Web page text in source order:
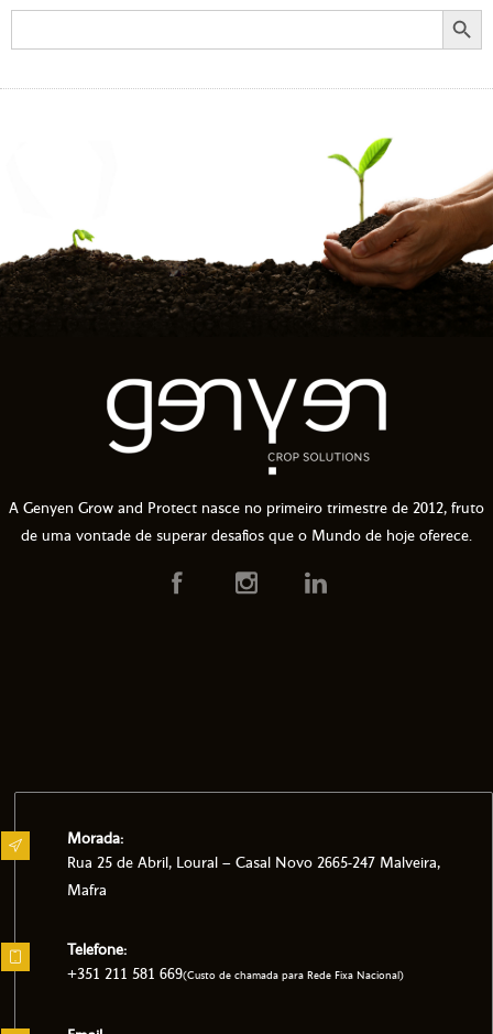
Search
Search Button
A Genyen Grow and Protect nasce no primeiro trimestre de 2012, fruto
de uma vontade de superar desafios que o Mundo de hoje oferece.
Morada:
Rua 25 de Abril, Loural – Casal Novo 2665-247 Malveira,
Mafra
Telefone:
+351 211 581 669(Custo de chamada para Rede Fixa Nacional)